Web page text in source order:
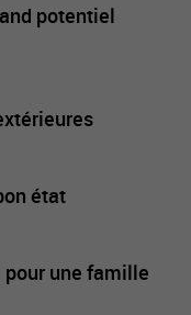
potentiel
état
pour une famille